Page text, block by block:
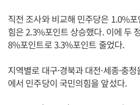
직전 조사와 비교해 민주당은 1.0%
힘은 2.3%포인트 상승했다. 이에 두
8%포인트로 3.3%포인트 줄었다.
지역별로 대구·경북과 대전·세종·충
에서 민주당이 국민의힘을 앞섰다.